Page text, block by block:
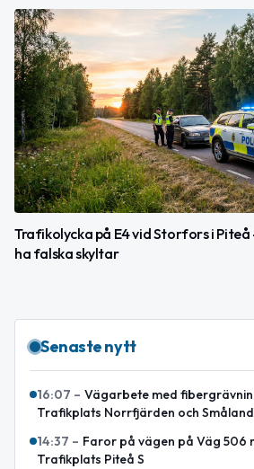
Trafikolycka på E4 vid Storfors i
ha falska skyltar
Senaste nytt
16:07 – Vägarbete med
Trafikplats Norrfjärden och Småland
14:37 – Faror på vägen på Väg 506
Trafikplats Piteå S